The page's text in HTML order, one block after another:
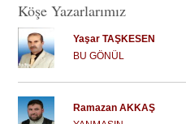
Köşe Yazarlarımız
Yaşar TAŞKESEN
BU GÖNÜL
Ramazan AKKAŞ